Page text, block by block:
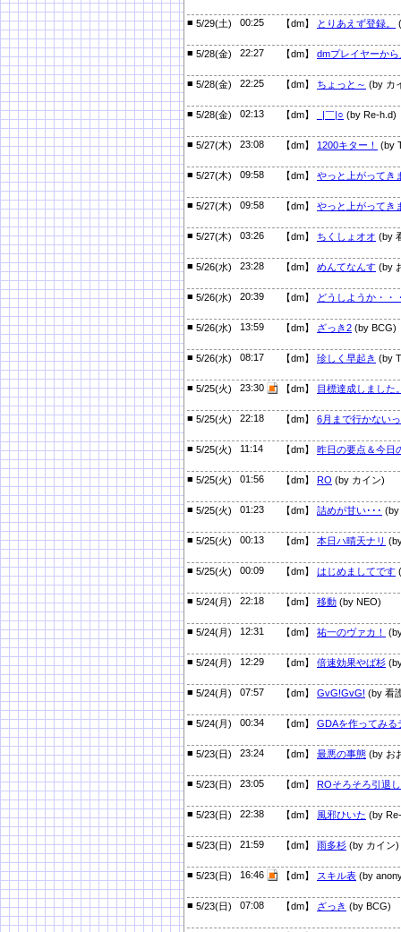
■ 5/29(土) 00:25 【dm】 とりあえず登録。
■ 5/28(金) 22:27 【dm】 dmプレイヤーか
■ 5/28(金) 22:25 【dm】 ちょっと～ (by カ
■ 5/28(金) 02:13 【dm】 _|￣|○ (by Re-h.d)
■ 5/27(木) 23:08 【dm】 1200キター！ (by
■ 5/27(木) 09:58 【dm】 やっと上がってき
■ 5/27(木) 09:58 【dm】 やっと上がってき
■ 5/27(木) 03:26 【dm】 ちくしょオオ (by
■ 5/26(水) 23:28 【dm】 めんてなんす (by
■ 5/26(水) 20:39 【dm】 どうしようか・・
■ 5/26(水) 13:59 【dm】 ざっき2 (by BCG)
■ 5/26(水) 08:17 【dm】 珍しく早起き (by
■ 5/25(火) 23:30 【dm】 目標達成しました
■ 5/25(火) 22:18 【dm】 6月まで行かない
■ 5/25(火) 11:14 【dm】 昨日の要点＆今日
■ 5/25(火) 01:56 【dm】 RO (by カイン)
■ 5/25(火) 01:23 【dm】 詰めが甘い･･･ (by
■ 5/25(火) 00:13 【dm】 本日ハ晴天ナリ
■ 5/25(火) 00:09 【dm】 はじめましてです
■ 5/24(月) 22:18 【dm】 移動 (by NEO)
■ 5/24(月) 12:31 【dm】 祐一のヴァカ！
■ 5/24(月) 12:29 【dm】 倍速効果やば杉
■ 5/24(月) 07:57 【dm】 GvG!GvG! (by 看
■ 5/24(月) 00:34 【dm】 GDAを作ってみる
■ 5/23(日) 23:24 【dm】 最悪の事態 (by お
■ 5/23(日) 23:05 【dm】 ROそろそろ引退
■ 5/23(日) 22:38 【dm】 風邪ひいた (by
■ 5/23(日) 21:59 【dm】 雨多杉 (by カイン)
■ 5/23(日) 16:46 【dm】 スキル表 (by
■ 5/23(日) 07:08 【dm】 ざっき (by BCG)